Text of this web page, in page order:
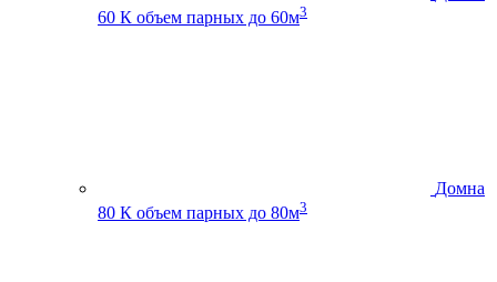
60 К объем парных до 60м3
Домна
80 К объем парных до 80м3